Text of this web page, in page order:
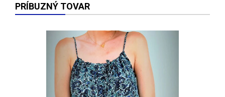
PRÍBUZNÝ TOVAR